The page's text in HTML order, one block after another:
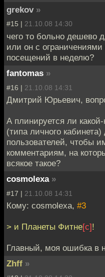
grekov »
#15 | 21.10.08 14:30
чего то больно дешево
или он с
посещений в неделю?
fantomas »
#16 | 21.10.08 14:31
Дмитрий Юрьевич,
А плинируется ли
(типа личного
пользователей, чтобы
комментариям, на
всякое такое?
cosmolexa »
#17 | 21.10.08 14:31
Кому: cosmolexa, #3
> и Планеты Фитне[с]!
Главный, моя ошибка в
Zhff »